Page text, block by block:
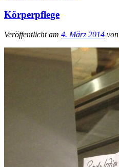
Körperpflege
Veröffentlicht am 4. März 2014 von